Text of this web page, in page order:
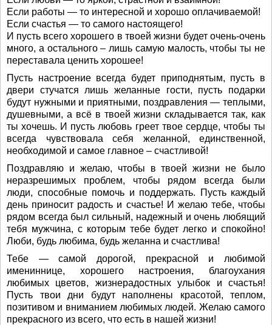
Если работы — то интересной и хорошо оплачиваемой!
Если счастья — то самого настоящего!
И пусть всего хорошего в твоей жизни будет очень-очень
много, а остального – лишь самую малость, чтобы ты не
переставала ценить хорошее!
Пусть настроение всегда будет приподнятым, пусть в
двери стучатся лишь желанные гости, пусть подарки
будут нужными и приятными, поздравления — теплыми,
душевными, а всё в твоей жизни складывается так, как
ты хочешь. И пусть любовь греет твое сердце, чтобы ты
всегда чувствовала себя желанной, единственной,
необходимой и самое главное – счастливой!
Поздравляю и желаю, чтобы в твоей жизни не было
неразрешимых проблем, чтобы рядом всегда были
люди, способные помочь и поддержать. Пусть каждый
день приносит радость и счастье! И желаю тебе, чтобы
рядом всегда был сильный, надежный и очень любящий
тебя мужчина, с которым тебе будет легко и спокойно!
Люби, будь любима, будь желанна и счастлива!
Тебе — самой дорогой, прекрасной и любимой
имениннице, хорошего настроения, благоухания
любимых цветов, жизнерадостных улыбок и счастья!
Пусть твои дни будут наполнены красотой, теплом,
позитивом и вниманием любимых людей. Желаю самого
прекрасного из всего, что есть в нашей жизни!